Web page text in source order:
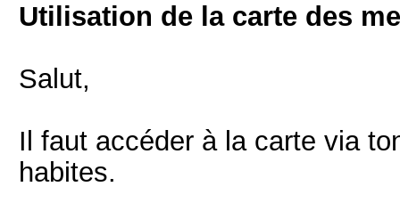
Utilisation de la carte des
Salut,
Il faut accéder à la carte via
habites.